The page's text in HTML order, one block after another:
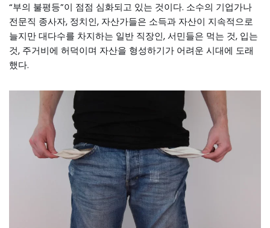
“부의 불평등”이 점점 심화되고 있는 것이다. 소수의 기업가나
전문직 종사자, 정치인, 자산가들은 소득과 자산이 지속적으로
늘지만 대다수를 차지하는 일반 직장인, 서민들은 먹는 것, 입는
것, 주거비에 허덕이며 자산을 형성하기가 어려운 시대에 도래
했다.